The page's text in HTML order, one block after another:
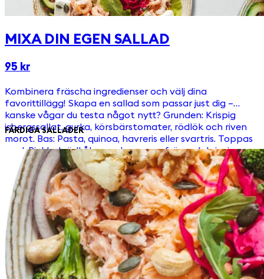
MIXA DIN EGEN SALLAD
95 kr
Kombinera fräscha ingredienser och välj dina
favorittillägg! Skapa en sallad som passar just dig –
kanske vågar du testa något nytt? Grunden: Krispig
isbergssallat, gurka, körsbärstomater, rödlök och riven
morot. Bas: Pasta, quinoa, havreris eller svartris. Toppas
med: Picklad rödkål, ruccola, pumpafrön och krispiga
krutonger. Välj till en av våra goda och egengjorda
dressingar!
FÄRDIGA SALLADER